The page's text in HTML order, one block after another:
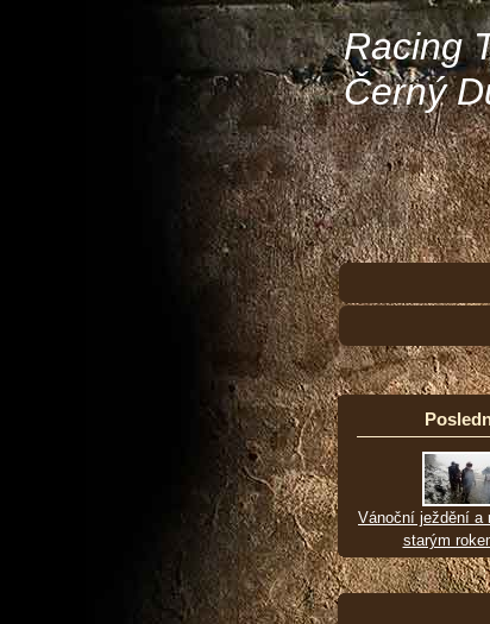
Racing
Černý
Vánoční ježdění a
starým